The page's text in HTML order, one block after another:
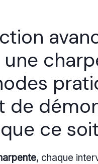
une
de
ce
, chaque